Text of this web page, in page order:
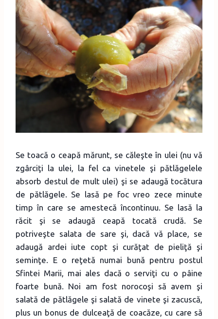
Se toacă o ceapă mărunt, se căleşte în ulei (nu vă
zgârciţi la ulei, la fel ca vinetele şi pătlăgelele
absorb destul de mult ulei) şi se adaugă tocătura
de pătlăgele. Se lasă pe foc vreo zece minute
timp în care se amestecă încontinuu. Se lasă la
răcit şi se adaugă ceapă tocată crudă. Se
potriveşte salata de sare şi, dacă vă place, se
adaugă ardei iute copt şi curăţat de pieliţă şi
seminţe. E o reţetă numai bună pentru postul
Sfintei Marii, mai ales dacă o serviţi cu o pâine
foarte bună. Noi am fost norocoşi să avem şi
salată de pătlăgele şi salată de vinete şi zacuscă,
plus un bonus de dulceaţă de coacăze, cu care să